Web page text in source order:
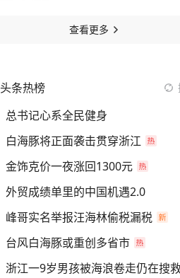
查看更多
头条热榜
总书记心系全民健身
白海豚将正面袭击贯穿浙江
金饰克价一夜涨回1300元
外贸成绩单里的中国机遇2.0
峰哥实名举报汪海林偷税漏税
台风白海豚或重创多省市
浙江一9岁男孩被海浪卷走仍在搜